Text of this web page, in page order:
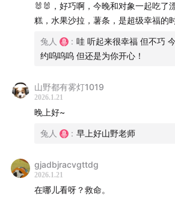
Xeuphoria - All I Can Give You
Seto - We made 25 turns in the
Seto - take me somewhere far
Frank Ocean - Lost (Album Version)
微信群：小助手13135693385
🐰🐰，好巧啊，今晚和对象一起吃了
糕，水果沙拉，薯条，是超级幸福的
兔人 : 哇 听起来很幸福 但不巧
约呜呜呜 但还是为你开心！
山野都有雾灯1019
2026.1.21
晚上好~
兔人 : 早上好山野老师
gjadbjracvgttdg
2026.1.21
在哪儿看呀？救命。